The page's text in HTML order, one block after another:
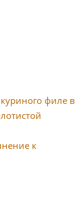
филе в
к